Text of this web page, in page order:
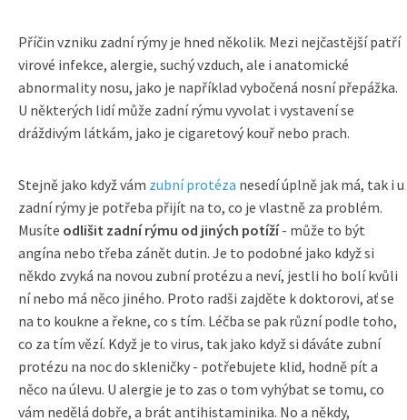
Příčin vzniku zadní rýmy je hned několik. Mezi nejčastější patří
virové infekce, alergie, suchý vzduch, ale i anatomické
abnormality nosu, jako je například vybočená nosní přepážka.
U některých lidí může zadní rýmu vyvolat i vystavení se
dráždivým látkám, jako je cigaretový kouř nebo prach.
Stejně jako když vám zubní protéza nesedí úplně jak má, tak i u
zadní rýmy je potřeba přijít na to, co je vlastně za problém.
Musíte odlišit zadní rýmu od jiných potíží- může to být
angína nebo třeba zánět dutin. Je to podobné jako když si
někdo zvyká na novou zubní protézu a neví, jestli ho bolí kvůli
ní nebo má něco jiného. Proto radši zajděte k doktorovi, ať se
na to koukne a řekne, co s tím. Léčba se pak různí podle toho,
co za tím vězí. Když je to virus, tak jako když si dáváte zubní
protézu na noc do skleničky - potřebujete klid, hodně pít a
něco na úlevu. U alergie je to zas o tom vyhýbat se tomu, co
vám nedělá dobře, a brát antihistaminika. No a někdy,